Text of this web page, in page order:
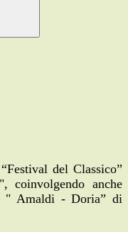
del Classico”
coinvolgendo anche
" Amaldi - Doria” di